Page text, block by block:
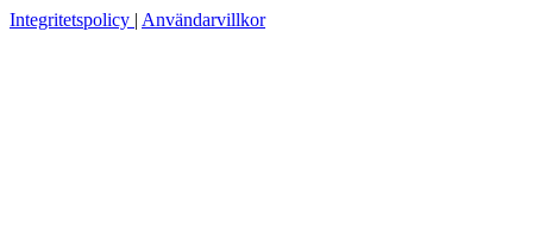
Integritetspolicy | Användarvillkor